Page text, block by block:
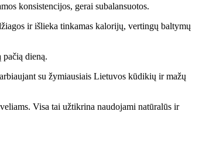
konsistencijos, gerai subalansuotos.
ir išlieka tinkamas kalorijų, vertingų baltymų
dieną.
su žymiausiais Lietuvos kūdikių ir mažų
Visa tai užtikrina naudojami natūralūs ir